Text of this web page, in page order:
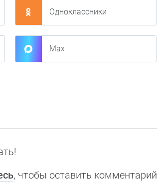
Одноклассники
Max
, чтобы оставить комментарий